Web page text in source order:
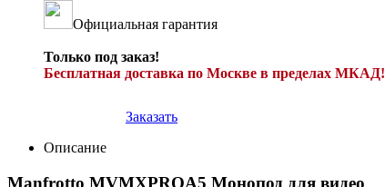
Официальная гарантия
Только под заказ!
Бесплатная доставка по Москве в пределах МКАД!
Заказать
Описание
Manfrotto MVMXPROA5 Монопод для видео